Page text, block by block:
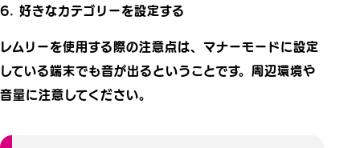
6. 好きなカテゴリーを設定する
レムリーを使用する際の注意点は、マナーモードに設定
している端末でも音が出るということです。周辺環境や
音量に注意してください。